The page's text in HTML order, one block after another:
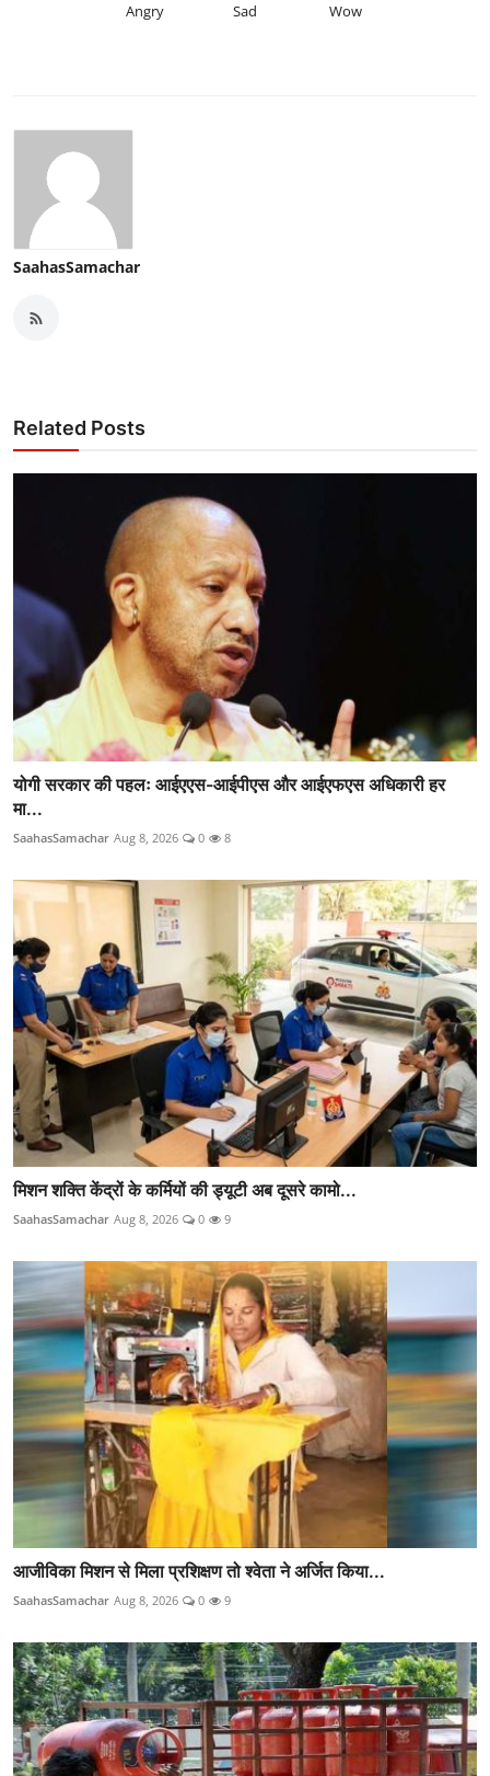
Angry Sad Wow
SaahasSamachar
Related Posts
योगी सरकार की पहलः आईएएस-आईपीएस और आईएफएस अधिकारी हर
मा...
SaahasSamachar Aug 8, 2026 0 8
मिशन शक्ति केंद्रों के कर्मियों की ड्यूटी अब दूसरे कामो...
SaahasSamachar Aug 8, 2026 0 9
आजीविका मिशन से मिला प्रशिक्षण तो श्वेता ने अर्जित किया...
SaahasSamachar Aug 8, 2026 0 9